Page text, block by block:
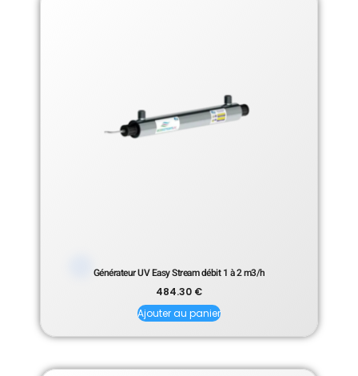
Générateur UV Easy Stream débit 1 à 2 m3/h
484.30 €
Ajouter au panier